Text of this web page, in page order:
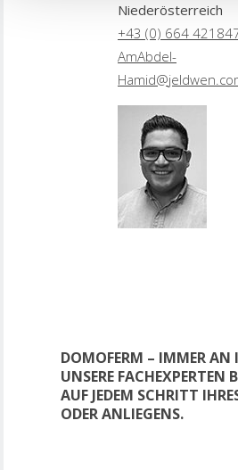
Niederösterreich
+43 (0) 664
AmAbdel-
DOMOFERM – IMMER AN
UNSERE FACHEXPERTEN
AUF JEDEM SCHRITT
ODER ANLIEGENS.